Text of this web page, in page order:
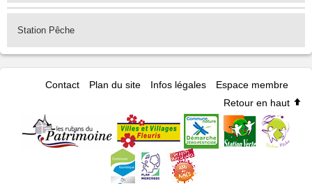
Station Pêche
Contact Plan du site Infos légales
Espace membre
Retour en haut